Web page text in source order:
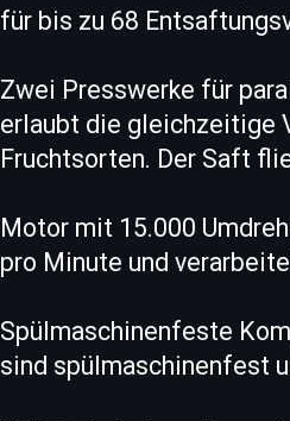
für bis zu 68
Zwei Presswerke für
erlaubt die gleichzeitige
Fruchtsorten. Der Saft
Motor mit 15.000
pro Minute und
Spülmaschinenfeste
sind spülmaschinenfest